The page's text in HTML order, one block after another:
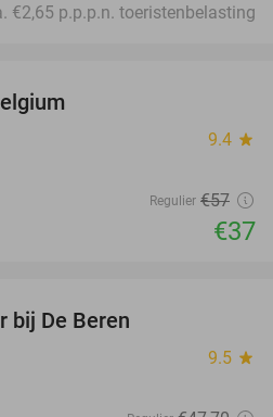
€2,65 p.p.p.n. toeristenbelasting
9.4 star
Regulier €57
€37
bij De Beren
9.5 star